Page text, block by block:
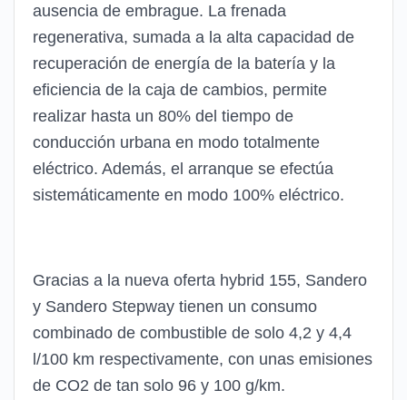
ausencia de embrague. La frenada
regenerativa, sumada a la alta capacidad de
recuperación de energía de la batería y la
eficiencia de la caja de cambios, permite
realizar hasta un 80% del tiempo de
conducción urbana en modo totalmente
eléctrico. Además, el arranque se efectúa
sistemáticamente en modo 100% eléctrico.
Gracias a la nueva oferta hybrid 155, Sandero
y Sandero Stepway tienen un consumo
combinado de combustible de solo 4,2 y 4,4
l/100 km respectivamente, con unas emisiones
de CO2 de tan solo 96 y 100 g/km.